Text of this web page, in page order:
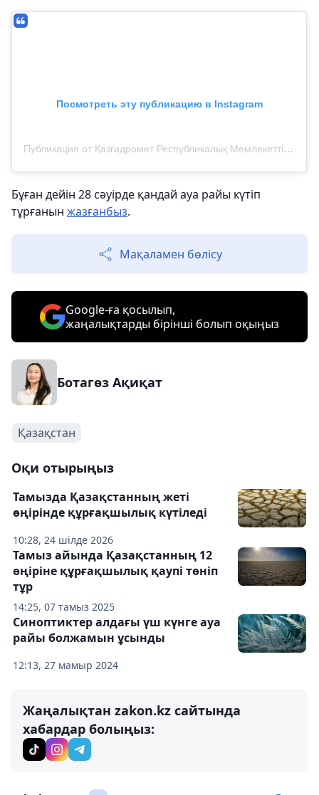
Посмотреть эту публикацию в Instagram
Публикация от Қазгидромет Республикалық Мемлекеттік Кәсіпорны (@kazhydromet)
Бұған дейін 28 сәуірде қандай ауа райы күтіп
тұрғанын жазғанбыз.
Мақаламен бөлісу
Google-ға қосылып,
жаңалықтарды бірінші болып оқыңыз
Ботагөз Ақиқат
Қазақстан
Оқи отырыңыз
10:28, 24 шілде 2026
Тамызда Қазақстанның жеті
өңірінде құрғақшылық күтіледі
14:25, 07 тамыз 2025
Тамыз айында Қазақстанның 12
өңіріне құрғақшылық қаупі төніп
тұр
12:13, 27 мамыр 2024
Синоптиктер алдағы үш күнге ауа
райы болжамын ұсынды
Жаңалықтан zakon.kz сайтында
хабардар болыңыз: